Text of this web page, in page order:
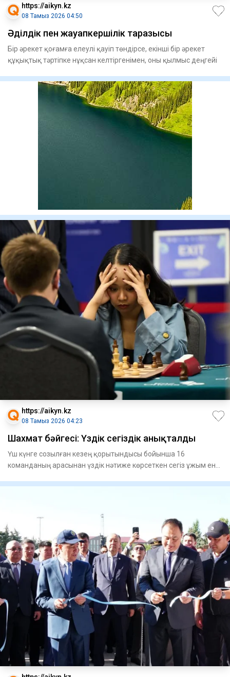
https://aikyn.kz
08 Тамыз 2026 04:50
Әділдік пен жауапкершілік таразысы
Бір әрекет қоғамға елеулі қауіп төндірсе, екінші бір әрекет
құқықтық тәртіпке нұқсан келтіргенімен, оны қылмыс деңгейі
https://aikyn.kz
08 Тамыз 2026 04:23
Шахмат бәйгесі: Үздік сегіздік анықталды
Үш күнге созылған кезең қорытындысы бойынша 16
команданың арасынан үздік нәтиже көрсеткен сегіз ұжым енді